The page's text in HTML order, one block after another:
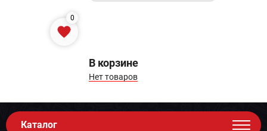
0
В корзине
Нет товаров
Каталог